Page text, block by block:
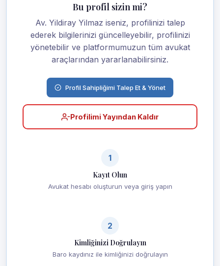
Bu profil sizin mi?
Av. Yildiray Yilmaz iseniz, profilinizi talep
ederek bilgilerinizi güncelleyebilir, profilinizi
yönetebilir ve platformumuzun tüm avukat
araçlarından yararlanabilirsiniz.
Profil Sahipliğimi Talep Et & Yönet
Profilimi Yayından Kaldır
1
Kayıt Olun
Avukat hesabı oluşturun veya giriş yapın
2
Kimliğinizi Doğrulayın
Baro kaydınız ile kimliğinizi doğrulayın